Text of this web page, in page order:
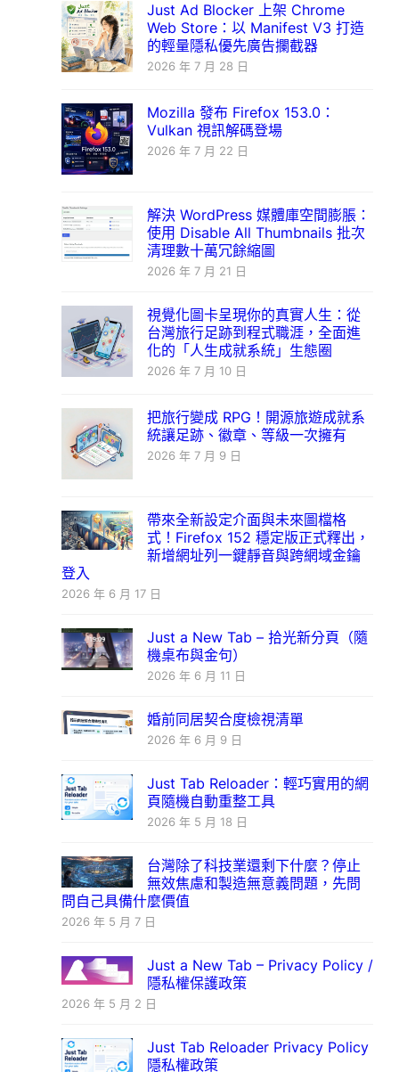
Just Ad Blocker 上架 Chrome
Web Store：以 Manifest V3 打造
的輕量隱私優先廣告攔截器
2026 年 7 月 28 日
Mozilla 發布 Firefox 153.0：
Vulkan 視訊解碼登場
2026 年 7 月 22 日
解決 WordPress 媒體庫空間膨脹：
使用 Disable All Thumbnails 批次
清理數十萬冗餘縮圖
2026 年 7 月 21 日
視覺化圖卡呈現你的真實人生：從
台灣旅行足跡到程式職涯，全面進
化的「人生成就系統」生態圈
2026 年 7 月 10 日
把旅行變成 RPG！開源旅遊成就系
統讓足跡、徽章、等級一次擁有
2026 年 7 月 9 日
帶來全新設定介面與未來圖檔格
式！Firefox 152 穩定版正式釋出，
新增網址列一鍵靜音與跨網域金鑰
登入
2026 年 6 月 17 日
Just a New Tab – 拾光新分頁（隨
機桌布與金句）
2026 年 6 月 11 日
婚前同居契合度檢視清單
2026 年 6 月 9 日
Just Tab Reloader：輕巧實用的網
頁隨機自動重整工具
2026 年 5 月 18 日
台灣除了科技業還剩下什麼？停止
無效焦慮和製造無意義問題，先問
問自己具備什麼價值
2026 年 5 月 7 日
Just a New Tab – Privacy Policy /
隱私權保護政策
2026 年 5 月 2 日
Just Tab Reloader Privacy Policy
隱私權政策